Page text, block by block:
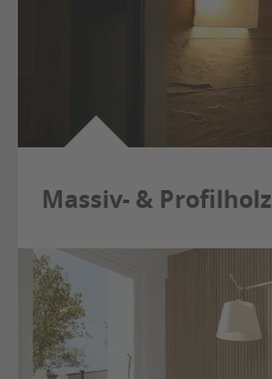
Massiv- & Profilholz